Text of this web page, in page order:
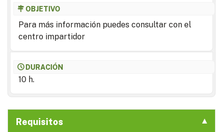
OBJETIVO
Para más información puedes consultar con el
centro impartidor
DURACIÓN
10 h.
Requisitos